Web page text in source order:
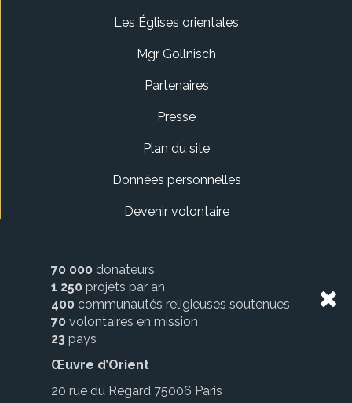
Les Églises orientales
Mgr Gollnisch
Partenaires
Presse
Plan du site
Données personnelles
Devenir volontaire
70 000 donateurs
1 250 projets par an
400 communautés religieuses soutenues
70 volontaires en mission
23 pays
Œuvre d’Orient
20 rue du Regard 75006 Paris